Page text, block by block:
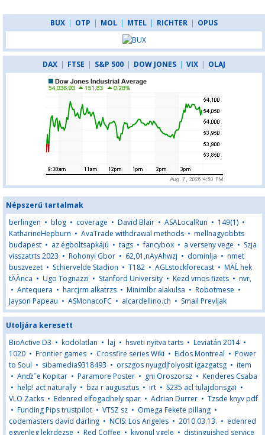
BUX | OTP | MOL | MTEL | RICHTER | OPUS
DAX | FTSE | S&P 500 | DOW JONES | VIX | OLAJ
Népszerű tartalmak
berlingen • blog • coverage • David Blair • ASALocalRun • 149(1) •
KatharineHepburn • AvaTrade withdrawal methods • mellnagyobbts
budapest • az égboltsapkájú • tags •fancybox • a verseny vege • Szja
visszatrts 2023 • Rohonyi Gbor • 62,01,nAyAhwzj • dominlja • nmet
buszvezet • Schiervelde Stadion • T182 • AGLstockforecast • MÄĹ hek
tÄÄnca • Ugo Tognazzi • Stanford University • Kezd vmos fizets • nvr,
• Antequera • harcjrm alkatrzs • Minimlbr alakulsa • Robotmese •
Jayson Papeau • ASMonacoFC • alcardellino.ch • Smail Prevljak
Utoljára keresett
BioActive D3 • kodolatlan • laj • hsveti nyitva tarts • Leviatán 2014•
1020 • Frontier games • Crossfire series Wiki • Eidos Montreal • Power
to Soul • sibamedia9318493 • orszgos nyugdjfolyosit igazgatsg • item
• Anďż˝e Kopitar • Paramore Poster • gni Oroszorsz • Kenderes Csaba
• help! act naturally • bza r augusztus • irt • S235 acl tulajdonsgai •
VLO Zacks • Edenred elfogadhely spar • Adrian Durrer • Tzsde knyv pdf
• Funding Pips trustpilot • VTSZ sz • Omega Fekete pillang •
codemasters david darling • NCIS: Los Angeles • 2010.03.13. • edenred
egyenleg lekrdezse • Red Coffee • kivonul vgele • distinguished service